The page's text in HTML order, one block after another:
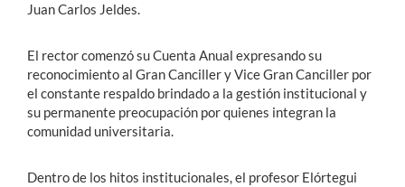
Juan Carlos Jeldes.
El rector comenzó su Cuenta Anual expresando su
reconocimiento al Gran Canciller y Vice Gran Canciller por
el constante respaldo brindado a la gestión institucional y
su permanente preocupación por quienes integran la
comunidad universitaria.
Dentro de los hitos institucionales, el profesor Elórtegui